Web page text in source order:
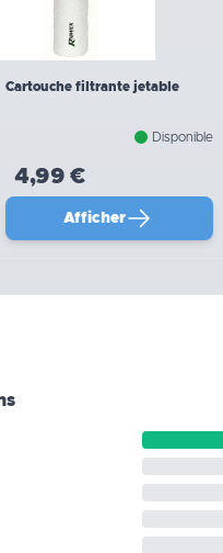
Cartouche filtrante jetable
Disponible
4,99 €
Afficher